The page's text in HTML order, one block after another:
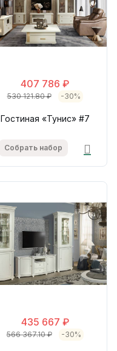
407 786 ₽
530 121.80 ₽ -30%
Гостиная «Тунис» #7
Собрать набор
435 667 ₽
566 367.10 ₽ -30%